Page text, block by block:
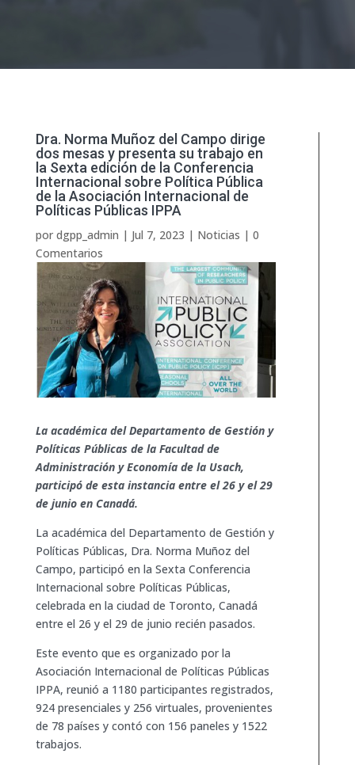
Dra. Norma Muñoz del Campo dirige
dos mesas y presenta su trabajo en
la Sexta edición de la Conferencia
Internacional sobre Política Pública
de la Asociación Internacional de
Políticas Públicas IPPA
por dgpp_admin | Jul 7, 2023 | Noticias | 0
Comentarios
La académica del Departamento de Gestión y
Políticas Públicas de la Facultad de
Administración y Economía de la Usach,
participó de esta instancia entre el 26 y el 29
de junio en Canadá.
La académica del Departamento de Gestión y
Políticas Públicas, Dra. Norma Muñoz del
Campo, participó en la Sexta Conferencia
Internacional sobre Políticas Públicas,
celebrada en la ciudad de Toronto, Canadá
entre el 26 y el 29 de junio recién pasados.
Este evento que es organizado por la
Asociación Internacional de Políticas Públicas
IPPA, reunió a 1180 participantes registrados,
924 presenciales y 256 virtuales, provenientes
de 78 países y contó con 156 paneles y 1522
trabajos.